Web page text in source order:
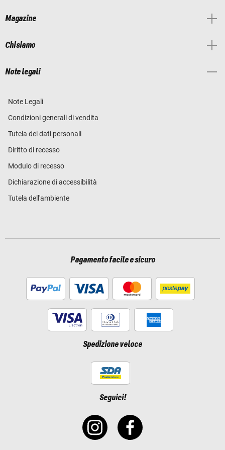
Magazine
Chi siamo
Note legali
Note Legali
Condizioni generali di vendita
Tutela dei dati personali
Diritto di recesso
Modulo di recesso
Dichiarazione di accessibilità
Tutela dell'ambiente
Pagamento facile e sicuro
Spedizione veloce
Seguici!